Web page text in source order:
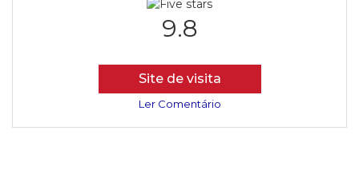
9.8
Site de visita
Ler Comentário